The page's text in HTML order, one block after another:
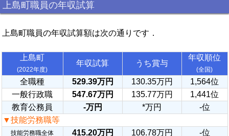
上島町職員の年収試算
上島町職員の年収試算額は次の通りです．
上島町
(2022年度)
年収試算 うち賞与
年収順位
(全国)
全職種 529.39万円 130.35万円
1,564位
一般行政職
547.67万円 135.77万円
1,441位
教育公務員
-万円 *万円
-位
▼技能労務職等
技能労務職全体 415.20万円 106.78万円 -位